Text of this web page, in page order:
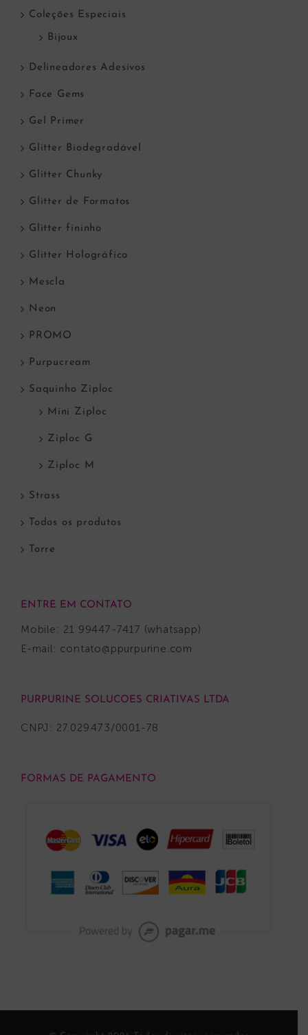
Coleções Especiais
Bijoux
Delineadores Adesivos
Face Gems
Gel Primer
Glitter Biodegradável
Glitter Chunky
Glitter de Formatos
Glitter fininho
Glitter Holográfico
Mescla
Neon
PROMO
Purpucream
Saquinho Ziploc
Mini Ziploc
Ziploc G
Ziploc M
Strass
Todos os produtos
Torre
ENTRE EM CONTATO
Mobile: 21 99447-7417 (whatsapp)
E-mail: contato@ppurpurine.com
PURPURINE SOLUCOES CRIATIVAS LTDA
CNPJ: 27.029.473/0001-78
FORMAS DE PAGAMENTO